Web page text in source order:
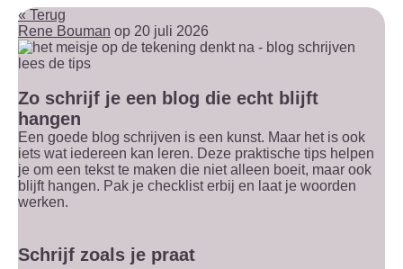
« Terug
Rene Bouman op 20 juli 2026
Zo schrijf je een blog die echt blijft
hangen
Een goede blog schrijven is een kunst. Maar het is ook
iets wat iedereen kan leren. Deze praktische tips helpen
je om een tekst te maken die niet alleen boeit, maar ook
blijft hangen. Pak je checklist erbij en laat je woorden
werken.
Schrijf zoals je praat